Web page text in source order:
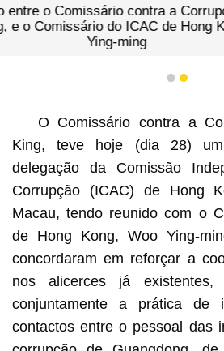
Chan Tsz King reuniu com a
Kong que visitou
1 2
O Comissário contra a
King, teve hoje (dia 28)
delegação da Comissão
Corrupção (ICAC) de Hong
Macau, tendo reunido com o
de Hong Kong, Woo Ying-
concordaram em reforçar a
nos alicerces já
conjuntamente a prática de
contactos entre o pessoal das